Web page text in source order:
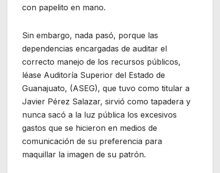
con papelito en mano.
Sin embargo, nada pasó, porque las
dependencias encargadas de auditar el
correcto manejo de los recursos públicos,
léase Auditoría Superior del Estado de
Guanajuato, (ASEG), que tuvo como titular a
Javier Pérez Salazar, sirvió como tapadera y
nunca sacó a la luz pública los excesivos
gastos que se hicieron en medios de
comunicación de su preferencia para
maquillar la imagen de su patrón.